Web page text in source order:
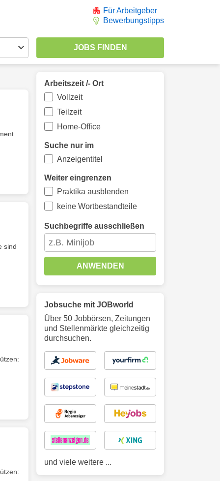
Für Arbeitgeber
Bewerbungstipps
sind
Arbeitszeit /- Ort
Vollzeit
Teilzeit
Home-Office
Suche nur im
Anzeigentitel
Weiter eingrenzen
Praktika ausblenden
keine Wortbestandteile
Suchbegriffe ausschließen
ANWENDEN
Jobsuche mit JOBworld
Über 50 Jobbörsen, Zeitungen
und Stellenmärkte gleichzeitig
durchsuchen.
und viele weitere ...